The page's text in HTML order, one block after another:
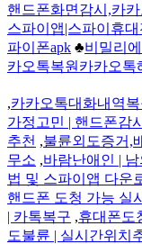
핸드폰화면감시,카
스파이앱|스파이휴
파이폰apk ♣비밀리
카오톡복원카카오톡
,카카오톡대화내역
가정고민 | 핸드폰감시
추천 ,불륜외도증거,
무소 ,바람난애인 |
법 및 스파이앱 다운
핸드폰 도청 가능 실
| 카톡복구 ,휴대폰도
도불륜 | 실시간위치